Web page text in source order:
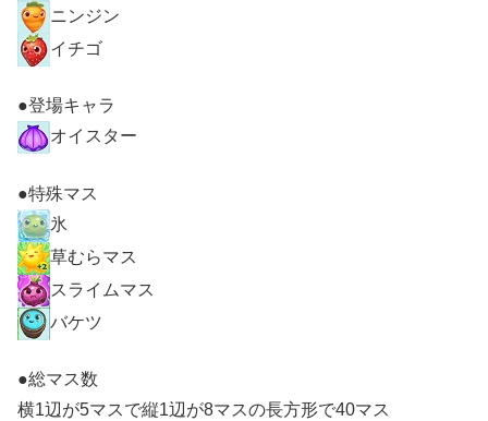
ニンジン
イチゴ
●登場キャラ
オイスター
●特殊マス
氷
草むらマス
スライムマス
バケツ
●総マス数
横1辺が5マスで縦1辺が8マスの長方形で40マス